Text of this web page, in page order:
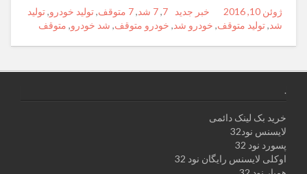
Posted
on
ژوئن 10, 2016 Author
Categories
خبر جدید Tags
7
,7 شد ,7 متوقف ,تولید خودرو,تولید
شد,تولید متوقف, خودرو شد, خودرو متوقف, شد خودرو, متوقف
.
خرید بک لینک دائمی
لایسنس نود32
پسورد نود 32
اوکلی لایسنس رایگان نود 32